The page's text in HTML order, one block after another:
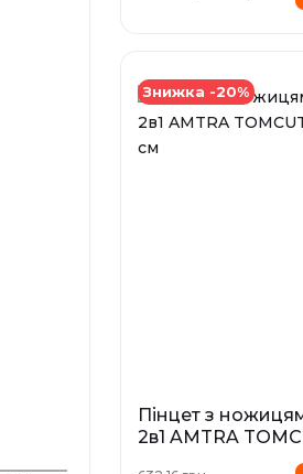
Знижка -20%
Пінцет з
2в1 AMTRA